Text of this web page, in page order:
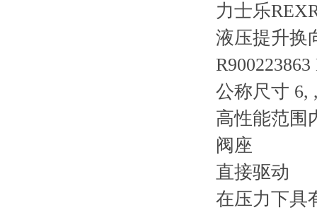
力士乐
液压提升换
公称尺寸 6,
高性能范围
阀座
直接驱动
在压力下具